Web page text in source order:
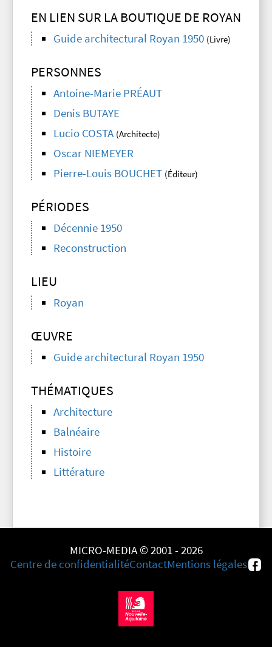
EN LIEN SUR LA BOUTIQUE DE ROYAN
Guide architectural Royan 1950 (Livre)
PERSONNES
Antoine-Marie PRÉAUT
Denis BUTAYE
Lucio COSTA (Architecte)
Oscar NIEMEYER
Pierre-Louis BOUCHET (Éditeur)
PÉRIODES
Décennie 1950
Reconstruction
LIEU
Royan
ŒUVRE
Guide architectural Royan 1950
THÉMATIQUES
Architecture
Balnéaire
Histoire
Littérature
MICRO-MEDIA © 2001 - 2026
Centre de confidentialitéContactMentions légales